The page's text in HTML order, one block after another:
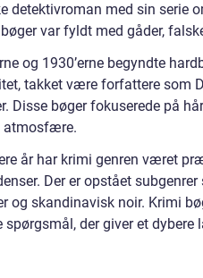
detektivroman med sin serie
var fyldt med gåder,
og 1930’erne begyndte
takket være forfattere som
Disse bøger fokuserede på
atmosfære.
år har krimi genren været
Der er opstået
og skandinavisk noir. Krimi
spørgsmål, der giver et dybere